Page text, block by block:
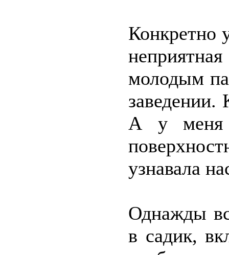
Конкретно
молодым
А у меня
узнавала
Однажды
в садик,